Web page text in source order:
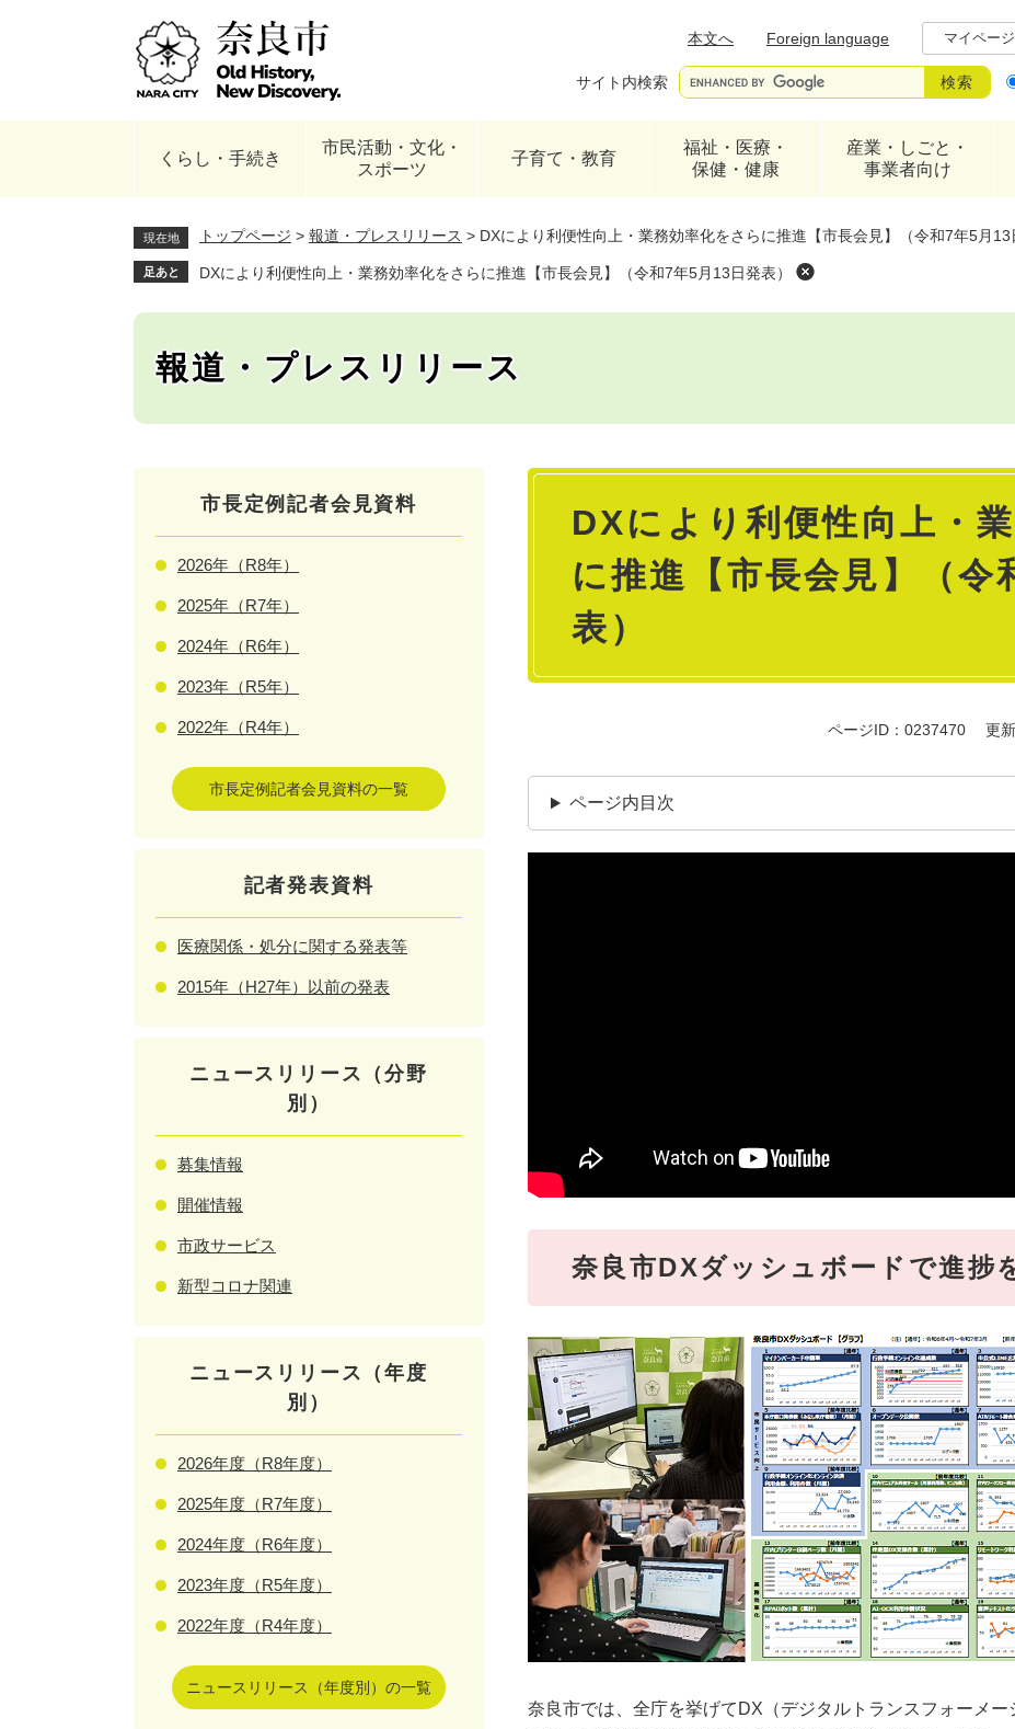
本文へ
Foreign language マイページ
サイト内検索
くらし・手続き
市民活動・文化・
スポーツ
子育て・教育
福祉・医療・
保健・健康
産業・しごと・
事業者向け
現在地 トップページ > 報道・プレスリリース > DXにより利便性向上・業務効率化をさらに推進【市長会見】（令和7年5月13
足あと DXにより利便性向上・業務効率化をさらに推進【市長会見】（令和7年5月13日発表）
報道・プレスリリース
本
DXにより利便性向上・
に推進【市長会見】（令
表）
ページID：0237470 更
ページ内目次
奈良市DXダッシュボードで進捗
奈良市では、全庁を挙げてDX（デジタルトランスフォーメ
市長定例記者会見資料
2026年（R8年）
2025年（R7年）
2024年（R6年）
2023年（R5年）
2022年（R4年）
市長定例記者会見資料の一覧
記者発表資料
医療関係・処分に関する発表等
2015年（H27年）以前の発表
ニュースリリース（分野
別）
募集情報
開催情報
市政サービス
新型コロナ関連
ニュースリリース（年度
別）
2026年度（R8年度）
2025年度（R7年度）
2024年度（R6年度）
2023年度（R5年度）
2022年度（R4年度）
ニュースリリース（年度別）の一覧